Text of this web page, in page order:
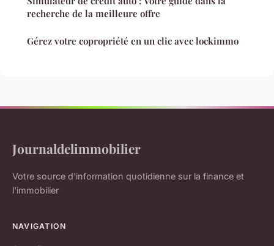
recherche de la meilleure offre
Gérez votre copropriété en un clic avec lockimmo
Journaldelimmobilier
Votre source d'information quotidienne sur la finance et
l'immobilier
NAVIGATION